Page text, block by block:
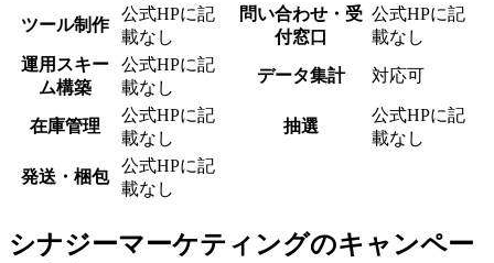
ツール制作
公式HPに記
載なし
問い合わせ・受
付窓口
公式HPに記
載なし
運用スキー
ム構築
公式HPに記
載なし
データ集計 対応可
在庫管理
公式HPに記
載なし
抽選
公式HPに記
載なし
発送・梱包
公式HPに記
載なし
シナジーマーケティングのキャンペー